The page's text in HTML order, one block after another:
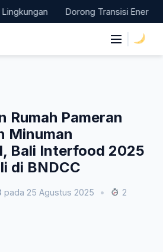
Dorong Transisi Energi di
Rumah Pameran
Minuman
Bali Interfood 2025
di BNDCC
pada 25 Agustus 2025 •
2